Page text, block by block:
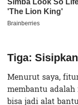
Tiga:
Menurut saya,
membantu
bisa jadi alat